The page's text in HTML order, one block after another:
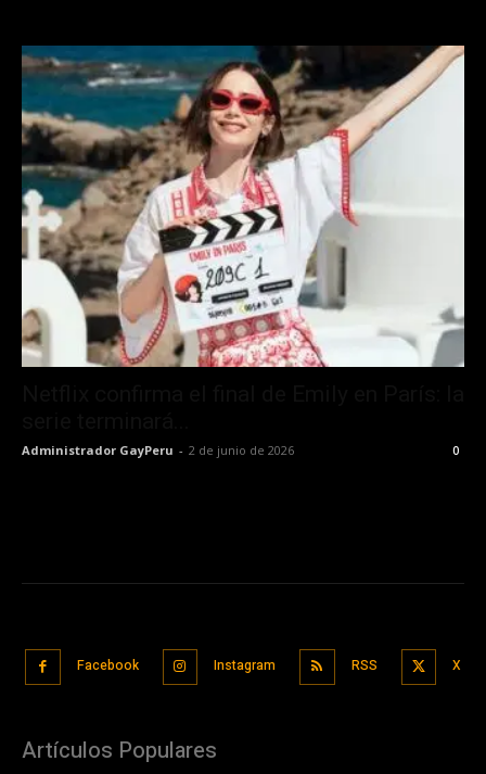
Administrador GayPeru - 2 de junio de 2026 0
Facebook Instagram RSS X
Artículos Populares